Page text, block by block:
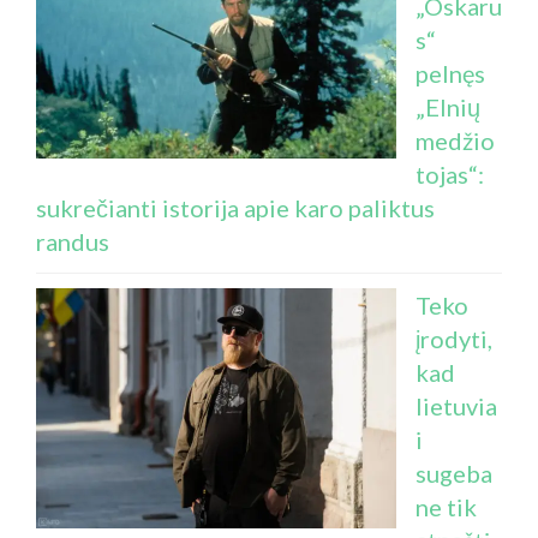
s“
pelnęs
„Elnių
medžio
tojas“:
sukrečianti istorija apie karo paliktus
randus
Teko
įrodyti,
kad
lietuvia
i
sugeba
ne tik